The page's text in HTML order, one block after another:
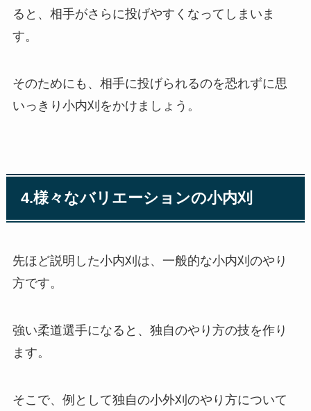
ると、相手がさらに投げやすくなってしまいま
す。
そのためにも、相手に投げられるのを恐れずに思
いっきり小内刈をかけましょう。
4.様々なバリエーションの小内刈
先ほど説明した小内刈は、一般的な小内刈のやり
方です。
強い柔道選手になると、独自のやり方の技を作り
ます。
そこで、例として独自の小外刈のやり方について